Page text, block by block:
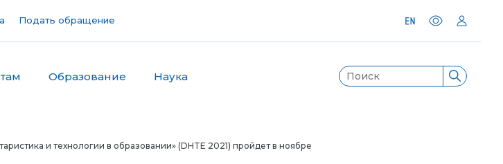
Подать обращение
Образование Наука
и технологии в образовании» (DHTE 2021) пройдет в ноябре